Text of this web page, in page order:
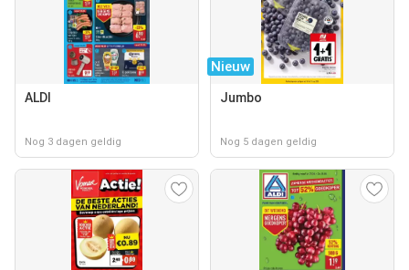
ALDI
Nog 3 dagen geldig
Nieuw
Jumbo
Nog 5 dagen geldig